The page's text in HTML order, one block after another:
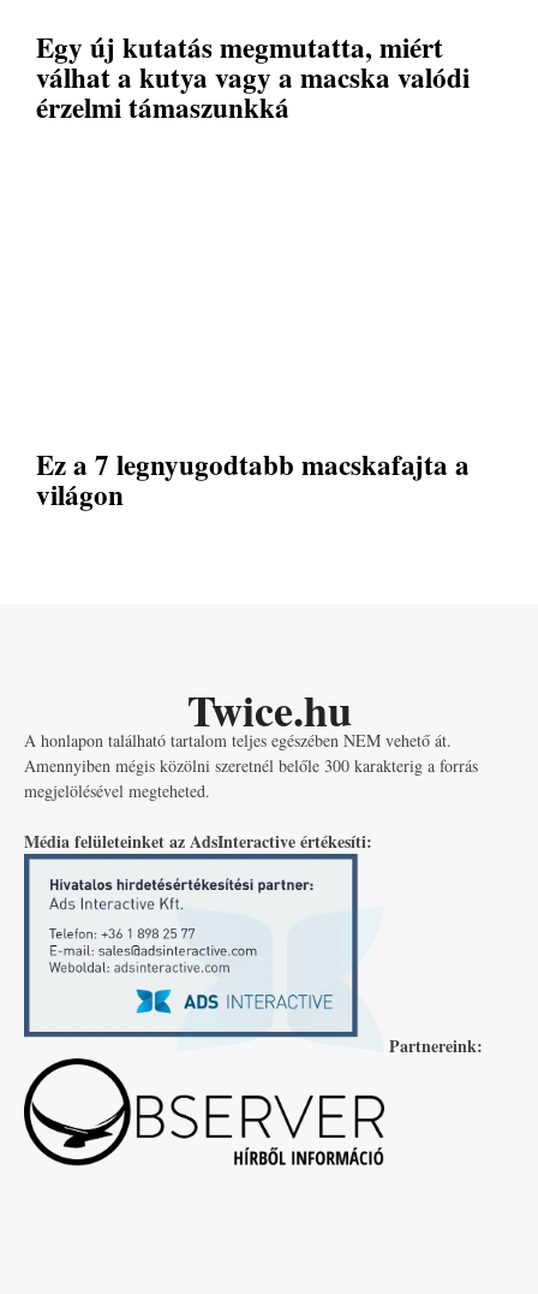
Egy új kutatás megmutatta, miért
válhat a kutya vagy a macska valódi
érzelmi támaszunkká
Ez a 7 legnyugodtabb macskafajta a
világon
Twice.hu
A honlapon található tartalom teljes egészében NEM vehető át.
Amennyiben mégis közölni szeretnél belőle 300 karakterig a forrás
megjelölésével megteheted.
Média felületeinket az AdsInteractive értékesíti:
Partnereink: